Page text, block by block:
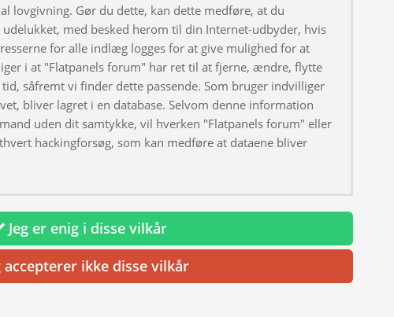
lovgivning. Gør du dette, kan dette medføre, at du
med besked herom til din Internet-udbyder, hvis
for alle indlæg logges for at give mulighed for at
i at "Flatpanels forum" har ret til at fjerne, ændre, flytte
såfremt vi finder dette passende. Som bruger indvilliger
bliver lagret i en database. Selvom denne information
uden dit samtykke, vil hverken "Flatpanels forum" eller
hackingforsøg, som kan medføre at dataene bliver
Jeg er enig i disse vilkår
accepterer ikke disse vilkår